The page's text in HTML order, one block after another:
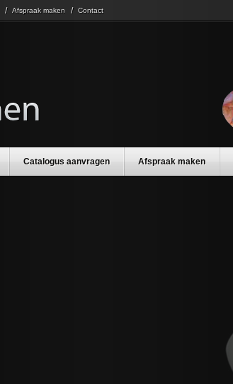
Afspraak maken Contact
Catalogus aanvragen Afspraak maken